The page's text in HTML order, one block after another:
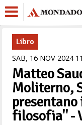
Libro
SAB, 16 NOV 2024
Matteo
Moliterno,
filosofia" -